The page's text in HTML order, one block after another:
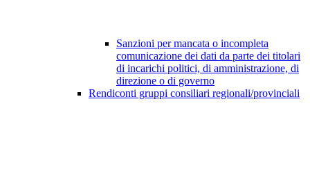
Sanzioni per mancata o incompleta
comunicazione dei dati da parte dei titolari
di incarichi politici, di amministrazione, di
direzione o di governo
Rendiconti gruppi consiliari regionali/provinciali